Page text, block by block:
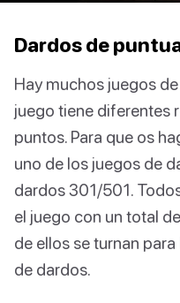
Dardos de
Hay muchos juegos
juego tiene diferentes
puntos. Para que os
uno de los juegos de
dardos 301/501.
el juego con un total
de ellos se turnan
de dardos.